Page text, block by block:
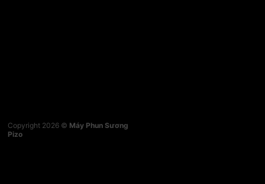
Copyright 2026 © Máy Phun Sương
Pizo